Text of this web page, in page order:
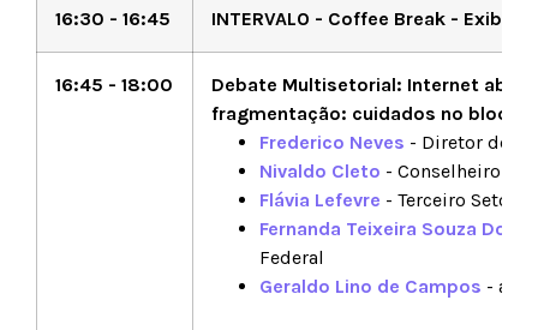
16:30 - 16:45 INTERVALO - Coffee Break -
16:45 - 18:00
Debate Multisetorial: Internet
fragmentação: cuidados no
Frederico Neves - Diretor de
Nivaldo Cleto - Conselheiro do
Flávia Lefevre - Terceiro Setor
Fernanda Teixeira Souza
Federal
Geraldo Lino de Campos -